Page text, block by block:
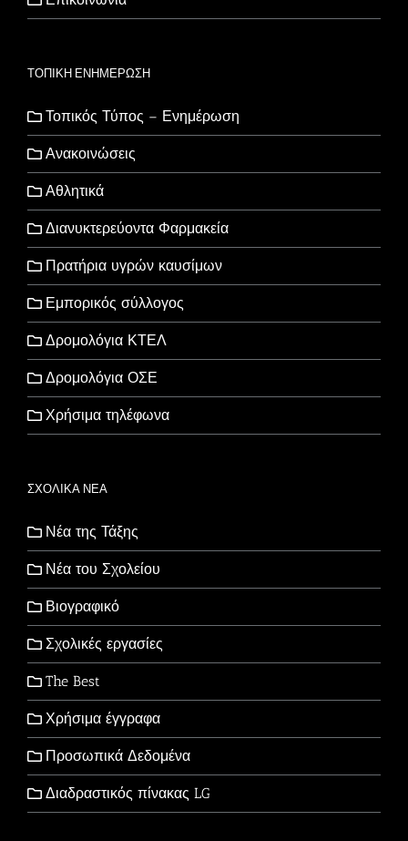
ΤΟΠΙΚΗ ΕΝΗΜΕΡΩΣΗ
Τοπικός Τύπος – Ενημέρωση
Ανακοινώσεις
Αθλητικά
Διανυκτερεύοντα Φαρμακεία
Πρατήρια υγρών καυσίμων
Εμπορικός σύλλογος
Δρομολόγια ΚΤΕΛ
Δρομολόγια ΟΣΕ
Χρήσιμα τηλέφωνα
ΣΧΟΛΙΚΑ ΝΕΑ
Νέα της Τάξης
Νέα του Σχολείου
Βιογραφικό
Σχολικές εργασίες
The Best
Χρήσιμα έγγραφα
Προσωπικά Δεδομένα
Διαδραστικός πίνακας LG